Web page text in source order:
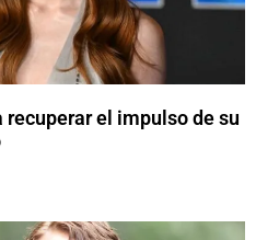
recuperar el impulso de su